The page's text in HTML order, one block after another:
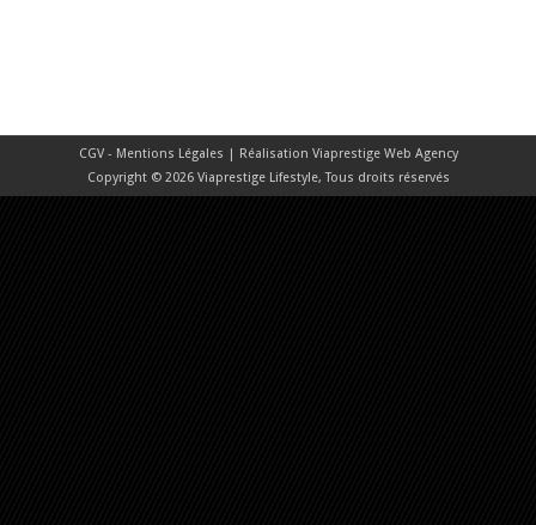
CGV - Mentions Légales | Réalisation Viaprestige Web Agency
Copyright © 2026 Viaprestige Lifestyle, Tous droits réservés